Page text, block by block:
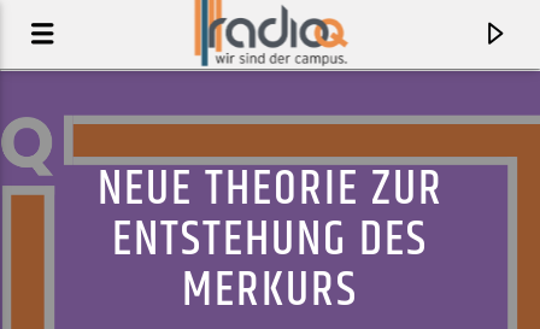
NEUE THEORIE ZUR
ENTSTEHUNG DES
MERKURS